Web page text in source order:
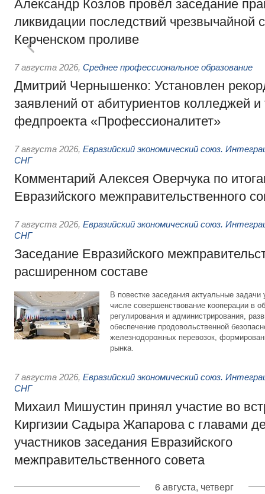
Александр Козлов провёл заседание
ликвидации последствий чрезвычайной
Керченском проливе
7 августа 2026, Среднее профессиональное образование
Дмитрий Чернышенко: Установлен
заявлений от абитуриентов колледжей и
федпроекта «Профессионалитет»
7 августа 2026, Евразийский экономический союз.
СНГ
Комментарий Алексея Оверчука по
Евразийского межправительственного
7 августа 2026, Евразийский экономический союз.
СНГ
Заседание Евразийского
расширенном составе
В повестке заседания актуальные задачи
числе совершенствование кооперации в
регулирования и администрирования,
обеспечение продовольственной
железнодорожных перевозок,
рынка.
7 августа 2026, Евразийский экономический союз.
СНГ
Михаил Мишустин принял участие во
Киргизии Садыра Жапарова с главами
участников заседания Евразийского
межправительственного совета
6 августа, четверг